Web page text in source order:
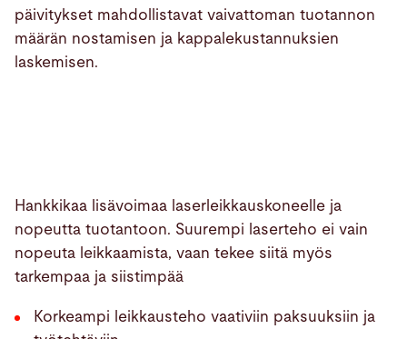
päivitykset mahdollistavat vaivattoman tuotannon
määrän nostamisen ja kappalekustannuksien
laskemisen.
Hankkikaa lisävoimaa laserleikkauskoneelle ja
nopeutta tuotantoon. Suurempi laserteho ei vain
nopeuta leikkaamista, vaan tekee siitä myös
tarkempaa ja siistimpää
Korkeampi leikkausteho vaativiin paksuuksiin ja